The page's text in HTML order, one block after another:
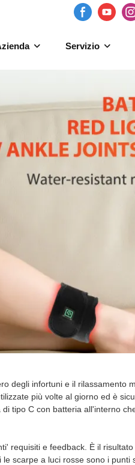
Servizio
degli infortuni e il rilassamento
più volte al giorno ed è
di tipo C con batteria all'interno
requisiti e feedback. È il
scarpe a luci rosse sono i punti